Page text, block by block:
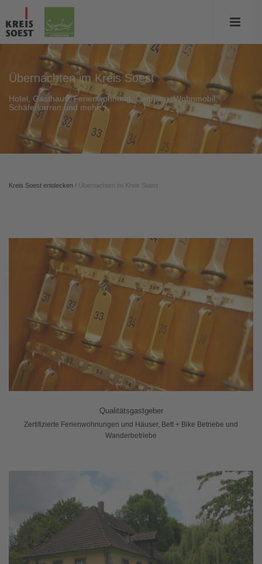
Übernachten im Kreis Soest
Hotel, Gasthaus, Ferienwohnung, Camping, Wohnmobil,
Schäferkarren und mehr...
Kreis Soest entdecken / Übernachten im Kreis Soest
Qualitätsgastgeber
Zertifizierte Ferienwohnungen und Häuser, Bett + Bike Betriebe und
Wanderbetriebe